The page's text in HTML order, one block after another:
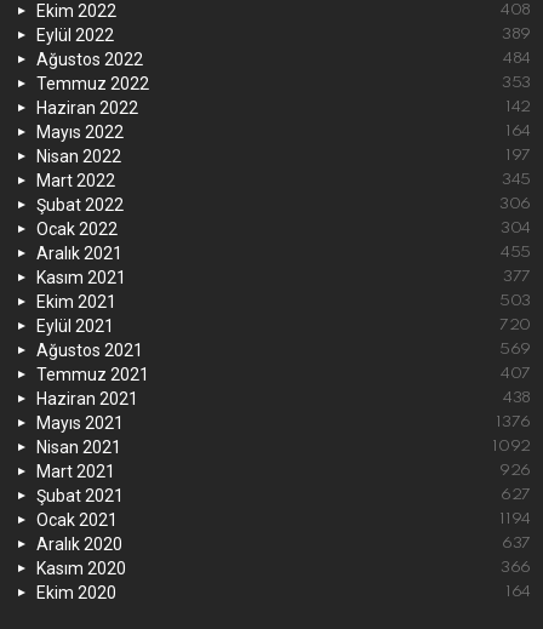
Ekim 2022 408
Eylül 2022 389
Ağustos 2022 484
Temmuz 2022 353
Haziran 2022 142
Mayıs 2022 164
Nisan 2022 197
Mart 2022 345
Şubat 2022 306
Ocak 2022 304
Aralık 2021 455
Kasım 2021 377
Ekim 2021 503
Eylül 2021 720
Ağustos 2021 569
Temmuz 2021 407
Haziran 2021 438
Mayıs 2021 1376
Nisan 2021 1092
Mart 2021 926
Şubat 2021 627
Ocak 2021 1194
Aralık 2020 637
Kasım 2020 366
Ekim 2020 164